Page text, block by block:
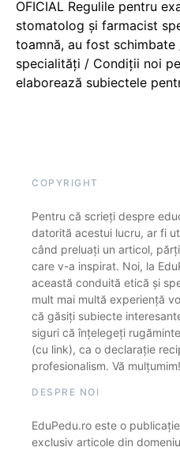
OFICIAL Regulile pentru
stomatolog și farmacist
toamnă, au fost
specialități / Condiții noi
elaborează subiectele
COPYRIGHT
Pentru că scrieți despre
datorită acestui lucru, ar fi
când preluați un articol,
care v-a inspirat. Noi, la
această conduită etică și
mult mai multă experiență
că găsiți subiecte
siguri că înțelegeți
(cu link), ca o declarație
profesionalism. Vă mulțumim!
DESPRE NOI
EduPedu.ro este o
exclusiv articole din